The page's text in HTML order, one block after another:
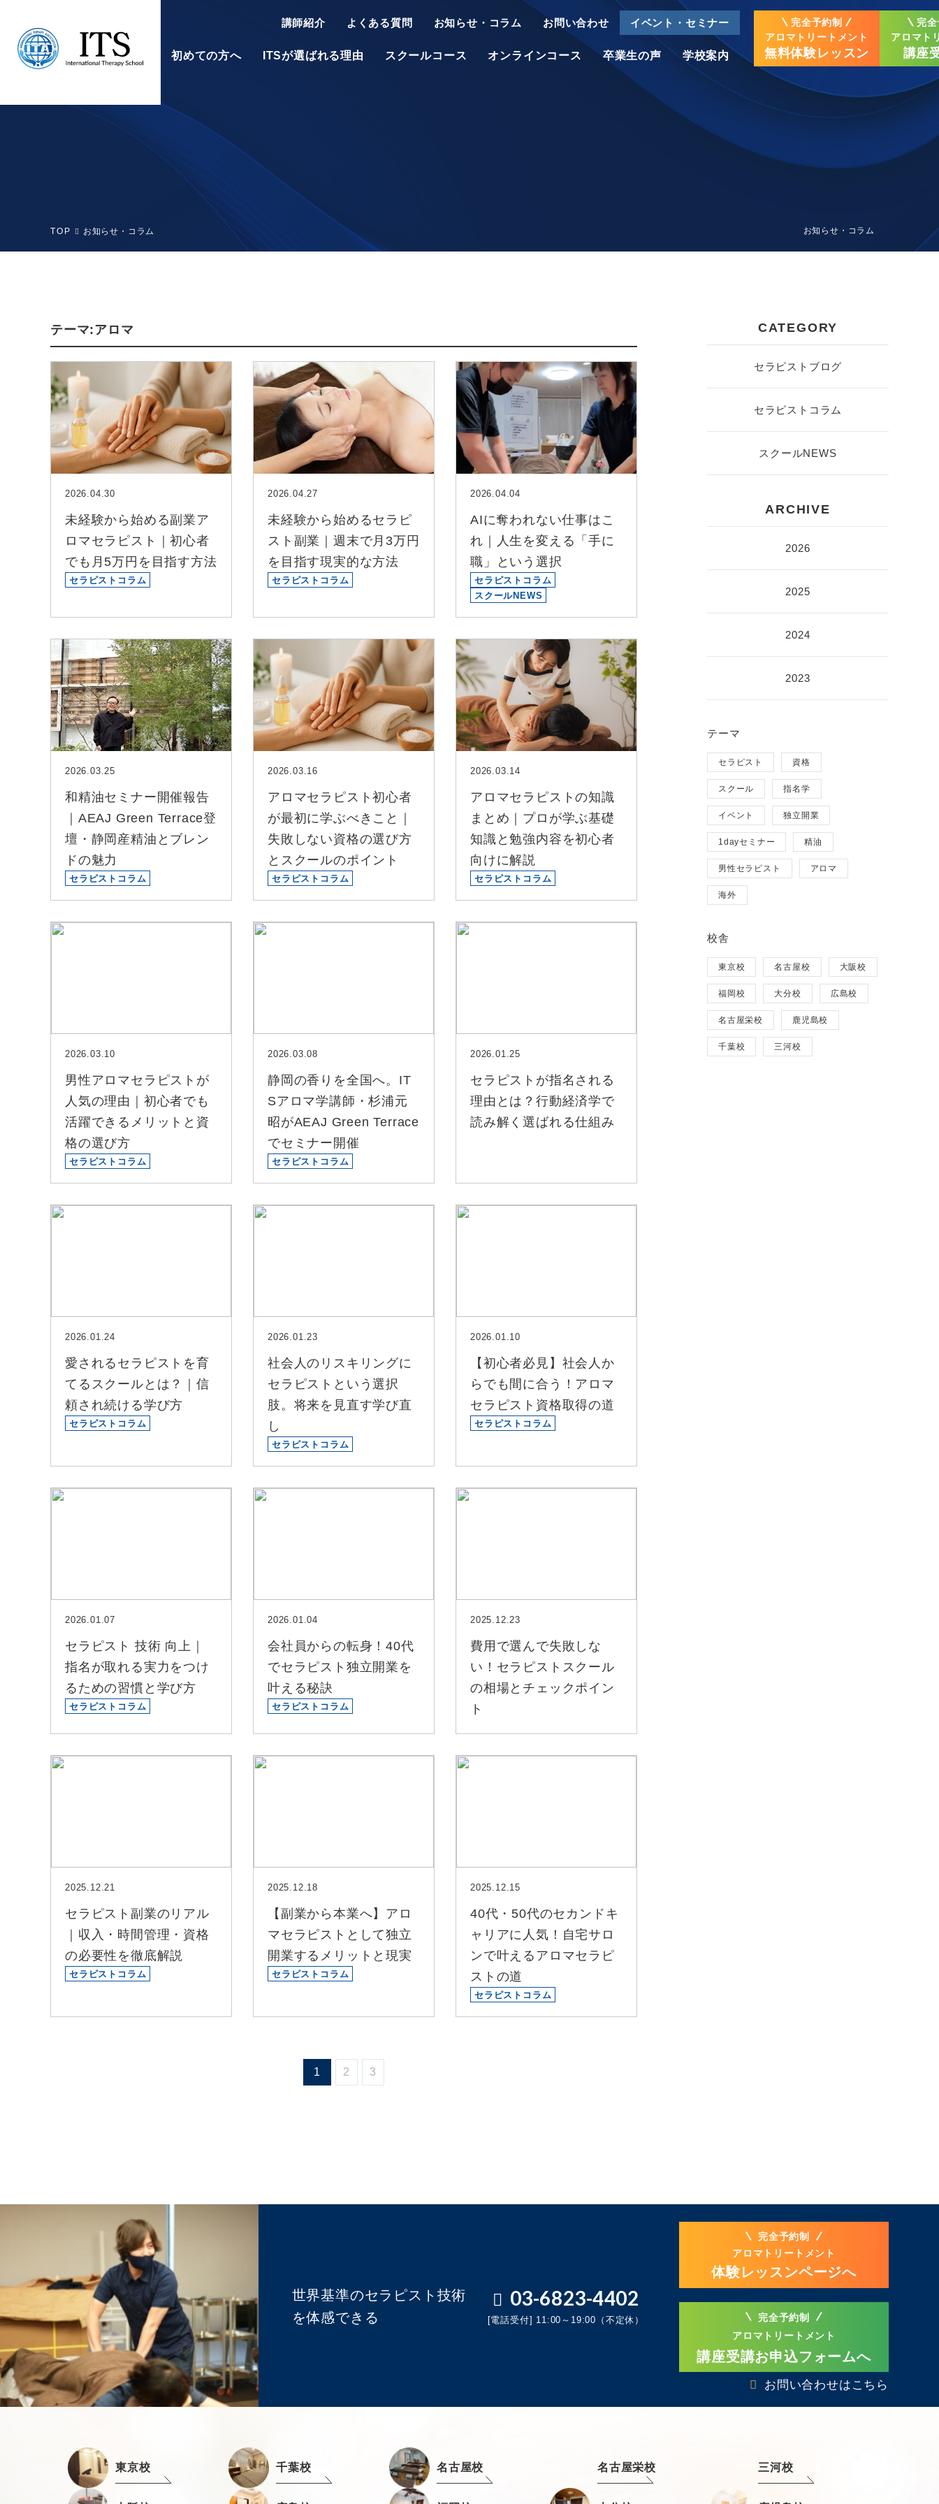
講師紹介 よくある質問 お知らせ・コラム お問い合わせ イベント・セミナー
初めての方へ ITSが選ばれる理由 スクールコース
タイ古式系講座
タイ古式
オンラインコース 卒業生の声 学校案内
広島校
完全予約制
アロマトリートメント
無料体験レッスン
完
アロマト
講座
お知らせ・コラム
TOP お知らせ・コラム
テーマ:アロマ
2026.04.30
未経験から始める副業ア
ロマセラピスト｜初心者
でも月5万円を目指す方法
セラピストコラム
2026.04.27
未経験から始めるセラピ
スト副業｜週末で月3万円
を目指す現実的な方法
セラピストコラム
2026.04.04
AIに奪われない仕事はこ
れ｜人生を変える「手に
職」という選択
セラピストコラム
スクールNEWS
2026.03.25
和精油セミナー開催報告
｜AEAJ Green Terrace登
壇・静岡産精油とブレン
ドの魅力
セラピストコラム
2026.03.16
アロマセラピスト初心者
が最初に学ぶべきこと｜
失敗しない資格の選び方
とスクールのポイント
セラピストコラム
2026.03.14
アロマセラピストの知識
まとめ｜プロが学ぶ基礎
知識と勉強内容を初心者
向けに解説
セラピストコラム
2026.03.10
男性アロマセラピストが
人気の理由｜初心者でも
活躍できるメリットと資
格の選び方
セラピストコラム
2026.03.08
静岡の香りを全国へ。IT
Sアロマ学講師・杉浦元
昭がAEAJ Green Terrace
でセミナー開催
セラピストコラム
2026.01.25
セラピストが指名される
理由とは？行動経済学で
読み解く選ばれる仕組み
2026.01.24
愛されるセラピストを育
てるスクールとは？｜信
頼され続ける学び方
セラピストコラム
2026.01.23
社会人のリスキリングに
セラピストという選択
肢。将来を見直す学び直
し
セラピストコラム
2026.01.10
【初心者必見】社会人か
らでも間に合う！アロマ
セラピスト資格取得の道
セラピストコラム
2026.01.07
セラピスト 技術 向上｜
指名が取れる実力をつけ
るための習慣と学び方
セラピストコラム
2026.01.04
会社員からの転身！40代
でセラピスト独立開業を
叶える秘訣
セラピストコラム
2025.12.23
費用で選んで失敗しな
い！セラピストスクール
の相場とチェックポイン
ト
2025.12.21
セラピスト副業のリアル
｜収入・時間管理・資格
の必要性を徹底解説
セラピストコラム
2025.12.18
【副業から本業へ】アロ
マセラピストとして独立
開業するメリットと現実
セラピストコラム
2025.12.15
40代・50代のセカンドキ
ャリアに人気！自宅サロ
ンで叶えるアロマセラピ
ストの道
セラピストコラム
1 2 3
CATEGORY
セラピストブログ
セラピストコラム
スクールNEWS
ARCHIVE
2026
2025
2024
2023
テーマ
セラピスト 資格
スクール 指名学
イベント 独立開業
1dayセミナー 精油
男性セラピスト アロマ
海外
校舎
東京校 名古屋校 大阪校
福岡校 大分校 広島校
名古屋栄校 鹿児島校
千葉校 三河校
世界基準のセラピスト技術
を体感できる
03-6823-4402
[電話受付] 11:00～19:00（不定休）
完全予約制
アロマトリートメント
体験レッスンページへ
完全予約制
アロマトリートメント
講座受講お申込フォームへ
お問い合わせはこちら
東京校 千葉校 名古屋校 名古屋栄校 三河校